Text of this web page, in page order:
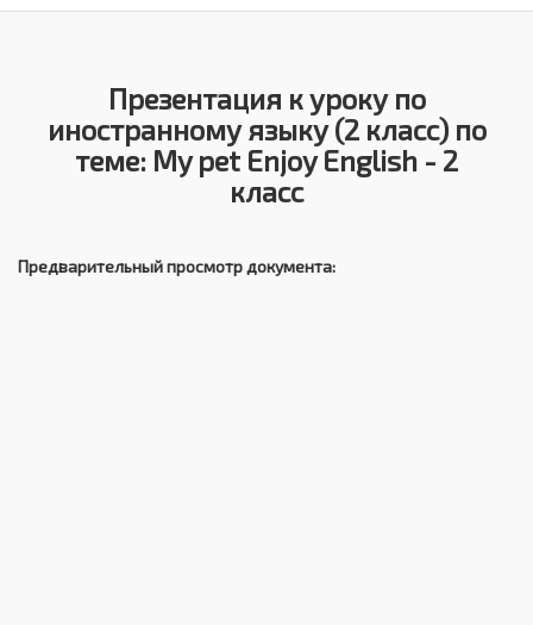
Презентация к уроку по
иностранному языку (2 класс) по
теме: My pet Enjoy English - 2
класс
Предварительный просмотр документа: